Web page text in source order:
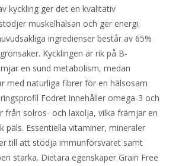
kyckling ger det en kvalitativ
muskelhälsan och ger energi.
ingredienser består av 65%
Kycklingen är rik på B-
en sund metabolism, medan
med naturliga fibrer för en hälsosam
Fodret innehåller omega-3 och
från solros- och laxolja, vilka främjar en
päls. Essentiella vitaminer, mineraler
till att stödja immunförsvaret samt
starka. Dietära egenskaper Grain Free